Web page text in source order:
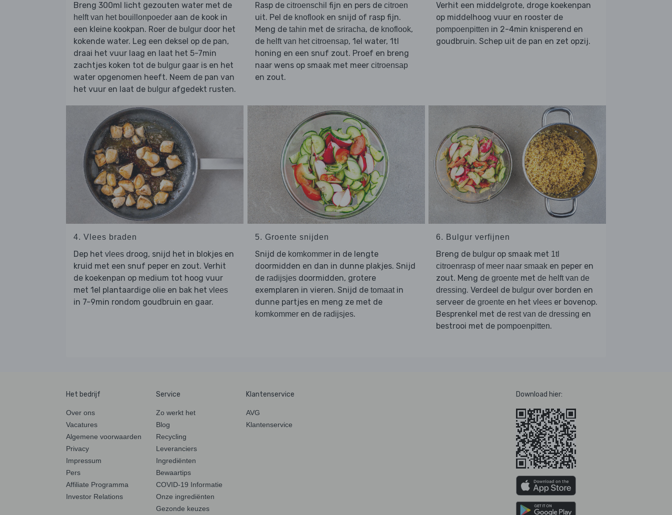
Breng 300ml licht gezouten water met de
helft van het bouillonpoeder aan de kook in
een kleine kookpan. Roer de bulgur door het
kokende water. Leg een deksel op de pan,
draai het vuur laag en laat het 5-7min
zachtjes koken tot de bulgur gaar is en het
water opgenomen heeft. Neem de pan van
het vuur en laat de bulgur afgedekt rusten.
Rasp de citroenschil fijn en pers de citroen
uit. Pel de knoflooken snijd of rasp fijn.
Meng de tahin met de sriracha, de knoflook,
de helft van het citroensap, 1el water, 1tl
honing en een snuf zout. Proef en breng
naar wens op smaak met meer citroensap
en zout.
Verhit een middelgrote, droge koekenpan
op middelhoog vuur en rooster de
pompoenpitten in 2-4min knisperend en
goudbruin. Schep uit de pan en zet opzij.
4. Vlees braden
Dep het vlees droog, snijd het in blokjes en
kruid met een snuf peper en zout. Verhit
de koekenpan op medium tot hoog vuur
met 1el plantaardige olie en bak het vlees
in 7-9min rondom goudbruin en gaar.
5. Groente snijden
Snijd de komkommerin de lengte
doormidden en dan in dunne plakjes. Snijd
de radijsjesdoormidden, grotere
exemplaren in vieren. Snijd de tomaatin
dunne partjes en meng ze met de
komkommeren de radijsjes.
6. Bulgur verfijnen
Breng de bulgur op smaak met 1tl
citroenrasp of meer naar smaak en peper en
zout. Meng de groente met de helft van de
dressing. Verdeel de bulgur over borden en
serveer de groente en het vlees er bovenop.
Besprenkel met de rest van de dressing en
bestrooi met de pompoenpitten.
Het bedrijf
Over ons
Vacatures
Algemene voorwaarden
Privacy
Impressum
Pers
Affiliate Programma
Investor Relations
Service
Zo werkt het
Blog
Recycling
Leveranciers
Ingrediënten
Bewaartips
COVID-19 Informatie
Onze ingrediënten
Gezonde keuzes
Klantenservice
AVG
Klantenservice
Download hier: